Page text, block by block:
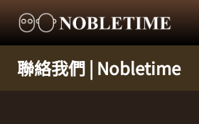
聯絡我們 | Nobletime